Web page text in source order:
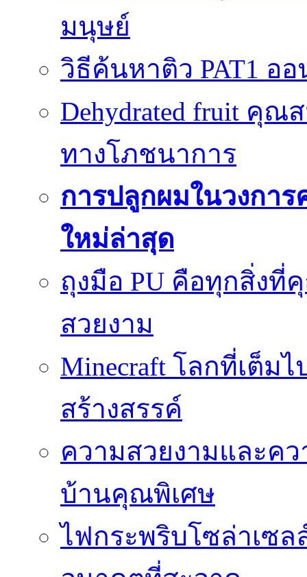
มนุษย์
วิธีค้นหาติว PAT1 อ
Dehydrated fruit คุ
ทางโภชนาการ
การปลูกผมในวงกา
ใหม่ล่าสุด
ถุงมือ PU คือทุกสิ่งที่
สวยงาม
Minecraft โลกที่เต็ม
สร้างสรรค์
ความสวยงามและค
บ้านคุณพิเศษ
ไฟกระพริบโซล่าเซ